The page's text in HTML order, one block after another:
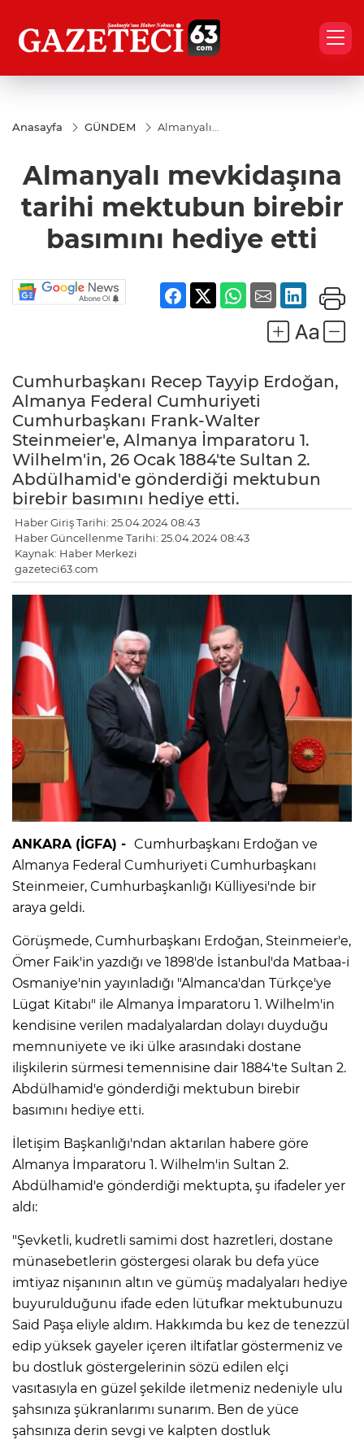
Anasayfa GÜNDEM
Almanyalı
birebir
hediye etti
Almanyalı mevkidaşına
tarihi mektubun birebir
basımını hediye etti
Cumhurbaşkanı Recep Tayyip Erdoğan,
Almanya Federal Cumhuriyeti
Cumhurbaşkanı Frank-Walter
Steinmeier'e, Almanya İmparatoru 1.
Wilhelm'in, 26 Ocak 1884'te Sultan 2.
Abdülhamid'e gönderdiği mektubun
birebir basımını hediye etti.
Haber Giriş Tarihi: 25.04.2024 08:43
Haber Güncellenme Tarihi: 25.04.2024 08:43
Kaynak: Haber Merkezi
gazeteci63.com
ANKARA (İGFA) - Cumhurbaşkanı Erdoğan ve
Almanya Federal Cumhuriyeti Cumhurbaşkanı
Steinmeier, Cumhurbaşkanlığı Külliyesi'nde bir
araya geldi.
Görüşmede, Cumhurbaşkanı Erdoğan, Steinmeier'e,
Ömer Faik'in yazdığı ve 1898'de İstanbul'da Matbaa-i
Osmaniye'nin yayınladığı "Almanca'dan Türkçe'ye
Lügat Kitabı" ile Almanya İmparatoru 1. Wilhelm'in
kendisine verilen madalyalardan dolayı duyduğu
memnuniyete ve iki ülke arasındaki dostane
ilişkilerin sürmesi temennisine dair 1884'te Sultan 2.
Abdülhamid'e gönderdiği mektubun birebir
basımını hediye etti.
İletişim Başkanlığı'ndan aktarılan habere göre
Almanya İmparatoru 1. Wilhelm'in Sultan 2.
Abdülhamid'e gönderdiği mektupta, şu ifadeler yer
aldı:
"Şevketli, kudretli samimi dost hazretleri, dostane
münasebetlerin göstergesi olarak bu defa yüce
imtiyaz nişanının altın ve gümüş madalyaları hediye
buyurulduğunu ifade eden lütufkar mektubunuzu
Said Paşa eliyle aldım. Hakkımda bu kez de tenezzül
edip yüksek gayeler içeren iltifatlar göstermeniz ve
bu dostluk göstergelerinin sözü edilen elçi
vasıtasıyla en güzel şekilde iletmeniz nedeniyle ulu
şahsınıza şükranlarımı sunarım. Ben de yüce
şahsınıza derin sevgi ve kalpten dostluk